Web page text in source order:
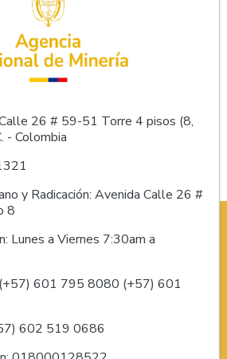
26 # 59-51 Torre 4 pisos (8,
- Colombia
y Radicación: Avenida Calle 26 #
8
Lunes a Viernes 7:30am a
601 795 8080 (+57) 601
602 519 0686